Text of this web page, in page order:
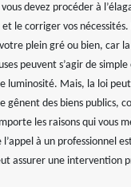
vous devez procéder à
le corriger vos
plein gré ou bien, car la
peuvent s’agir de
luminosité. Mais, la loi peut
gênent des biens publics,
les raisons qui vous
l’appel à un professionnel
assurer une intervention